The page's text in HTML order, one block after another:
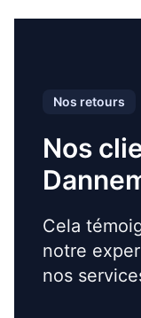
Nos retours
Nos
Cela
notre
nos